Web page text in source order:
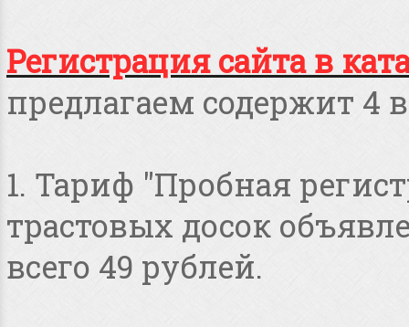
Регистрация сайта в
предлагаем содержит 4
1. Тариф "Пробная
трастовых досок
всего 49 рублей.